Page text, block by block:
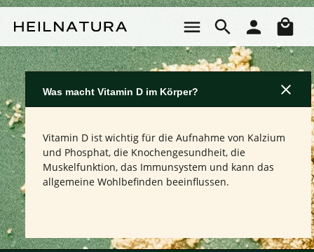
Was macht Vitamin D im Körper?
Vitamin D ist wichtig für die Aufnahme von Kalzium
und Phosphat, die Knochengesundheit, die
Muskelfunktion, das Immunsystem und kann das
allgemeine Wohlbefinden beeinflussen.